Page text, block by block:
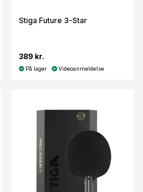
Stiga Future 3-Star
389 kr.
På lager Videoanmeldelse